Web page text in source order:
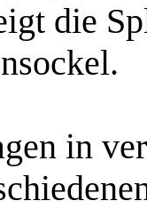
die
in